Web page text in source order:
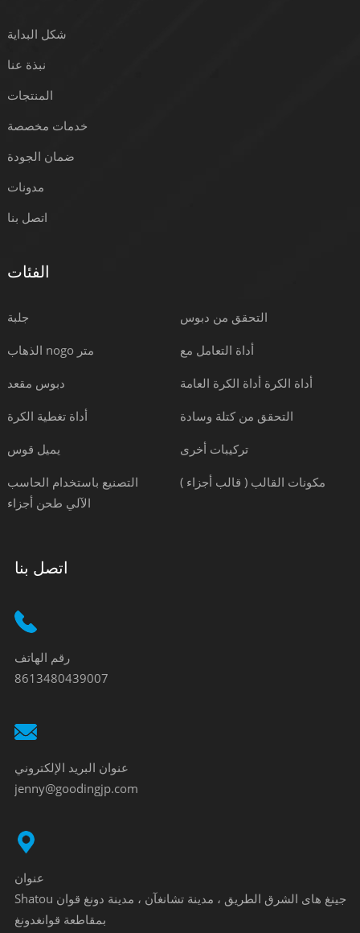
شكل البداية
نبذة عنا
المنتجات
خدمات مخصصة
ضمان الجودة
مدونات
اتصل بنا
الفئات
جلبة التحقق من دبوس
الذهاب nogo متر أداة التعامل مع
دبوس مقعد أداة الكرة أداة الكرة العامة
أداة تغطية الكرة التحقق من كتلة وسادة
يميل قوس تركيبات أخرى
التصنيع باستخدام الحاسب
الآلي طحن أجزاء
مكونات القالب ( قالب أجزاء )
اتصل بنا
رقم الهاتف
8613480439007
عنوان البريد الإلكتروني
jenny@goodingjp.com
عنوان
Shatou جينغ هاى الشرق الطريق ، مدينة تشانغآن ، مدينة دونغ قوان
بمقاطعة قوانغدونغ